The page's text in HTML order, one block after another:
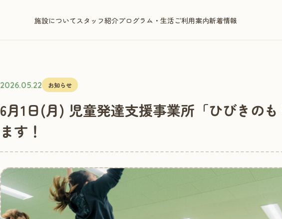
施設についてスタッフ紹介プログラム・生活ご利用案内新着情報
2026.05.22 お知らせ
6月1日(月) 児童発達支援事業所「ひびきの
ます！